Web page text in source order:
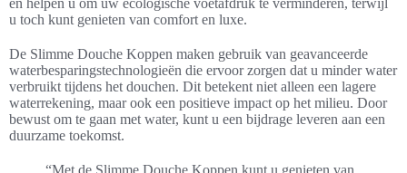
en helpen u om uw ecologische voetafdruk te verminderen, terwijl
u toch kunt genieten van comfort en luxe.
De Slimme Douche Koppen maken gebruik van geavanceerde
waterbesparingstechnologieën die ervoor zorgen dat u minder water
verbruikt tijdens het douchen. Dit betekent niet alleen een lagere
waterrekening, maar ook een positieve impact op het milieu. Door
bewust om te gaan met water, kunt u een bijdrage leveren aan een
duurzame toekomst.